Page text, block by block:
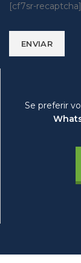
[cf7sr-recaptcha]
Se preferir